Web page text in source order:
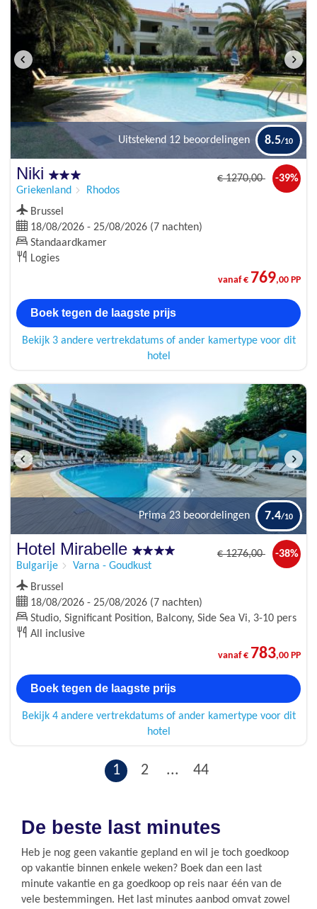
Uitstekend 12 beoordelingen 8.5
Niki
Griekenland Rhodos
€1270,00 -39%
Brussel
18/08/2026 - 25/08/2026 (7 nachten)
Standaardkamer
Logies
vanaf € 769,00 PP
Boek tegen de laagste prijs
Bekijk 3 andere vertrekdatums of ander kamertype voor dit
hotel
Prima 23 beoordelingen 7.4
Hotel Mirabelle
Bulgarije Varna - Goudkust
€1276,00 -38%
Brussel
18/08/2026 - 25/08/2026 (7 nachten)
Studio, Significant Position, Balcony, Side Sea Vi, 3-10 pers
All inclusive
vanaf € 783,00 PP
Boek tegen de laagste prijs
Bekijk 4 andere vertrekdatums of ander kamertype voor dit
hotel
1 2 ... 44
De beste last minutes
Heb je nog geen vakantie gepland en wil je toch goedkoop
op vakantie binnen enkele weken? Boek dan een last
minute vakantie en ga goedkoop op reis naar één van de
vele bestemmingen. Het last minutes aanbod omvat zowel